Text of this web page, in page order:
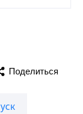
Поделиться